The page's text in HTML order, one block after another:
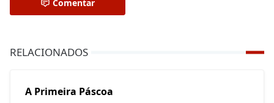
Comentar
RELACIONADOS
A Primeira Páscoa